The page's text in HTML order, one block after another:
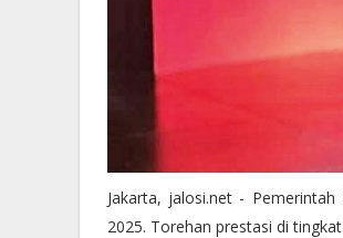
Jakarta, jalosi.net -
2025. Torehan prestasi di